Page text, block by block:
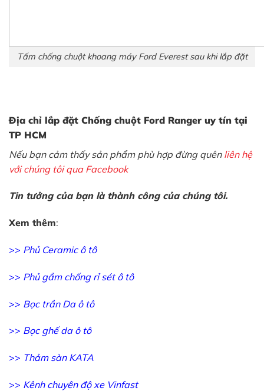
Tấm chống chuột khoang máy Ford Everest sau khi lắp đặt
Địa chỉ lắp đặt Chống chuột Ford Ranger uy tín tại
TP HCM
Nếu bạn cảm thấy sản phẩm phù hợp đừng quên liên hệ
với chúng tôi qua Facebook
Tin tưởng của bạn là thành công của chúng tôi.
Xem thêm:
>> Phủ Ceramic ô tô
>> Phủ gầm chống rỉ sét ô tô
>> Bọc trần Da ô tô
>> Bọc ghế da ô tô
>> Thảm sàn KATA
>> Kênh chuyên độ xe Vinfast